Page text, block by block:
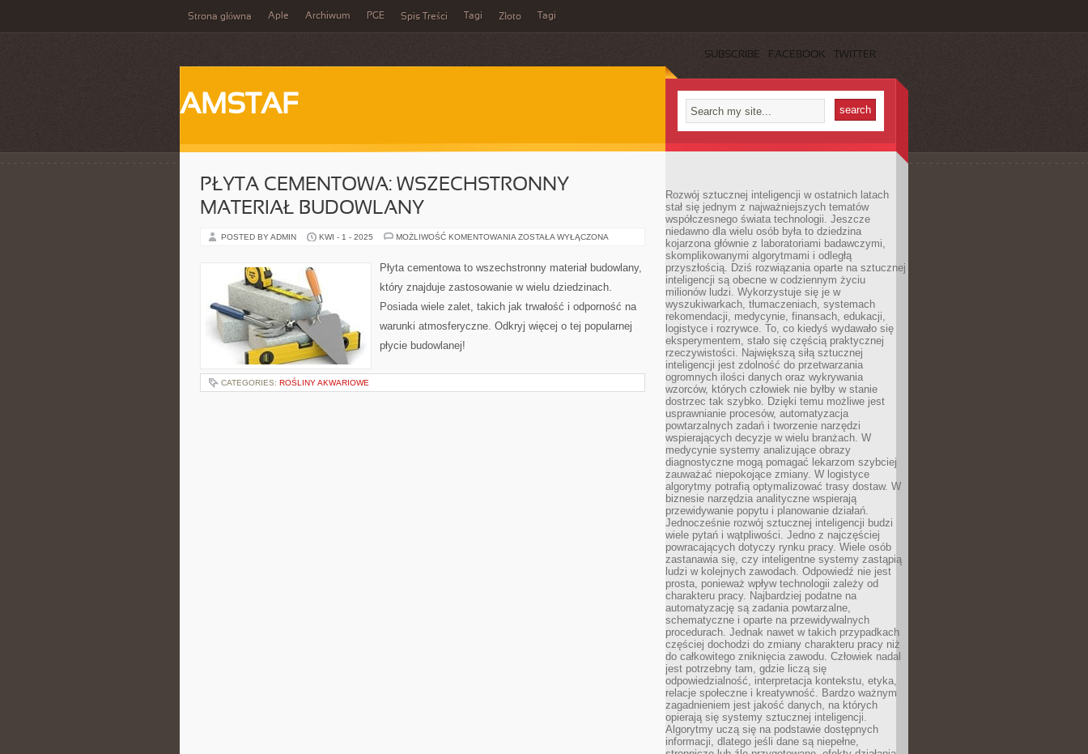
Strona główna Aple Archiwum PGE Spis Treści Tagi Złoto Tagi
SUBSCRIBE FACEBOOK TWITTER
AMSTAF
PŁYTA CEMENTOWA: WSZECHSTRONNY
MATERIAŁ BUDOWLANY
POSTED BY ADMIN KWI - 1 - 2025 MOŻLIWOŚĆ KOMENTOWANIA PŁYTA
MATERIAŁ
BUDOWLANY
ZOSTAŁA WYŁĄCZONA
Płyta cementowa to wszechstronny materiał budowlany,
który znajduje zastosowanie w wielu dziedzinach.
Posiada wiele zalet, takich jak trwałość i odporność na
warunki atmosferyczne. Odkryj więcej o tej popularnej
płycie budowlanej!
CATEGORIES: ROŚLINY AKWARIOWE
Rozwój sztucznej inteligencji w ostatnich latach
stał się jednym z najważniejszych tematów
współczesnego świata technologii. Jeszcze
niedawno dla wielu osób była to dziedzina
kojarzona głównie z laboratoriami badawczymi,
skomplikowanymi algorytmami i odległą
przyszłością. Dziś rozwiązania oparte na sztucznej
inteligencji są obecne w codziennym życiu
milionów ludzi. Wykorzystuje się je w
wyszukiwarkach, tłumaczeniach, systemach
rekomendacji, medycynie, finansach, edukacji,
logistyce i rozrywce. To, co kiedyś wydawało się
eksperymentem, stało się częścią praktycznej
rzeczywistości. Największą siłą sztucznej
inteligencji jest zdolność do przetwarzania
ogromnych ilości danych oraz wykrywania
wzorców, których człowiek nie byłby w stanie
dostrzec tak szybko. Dzięki temu możliwe jest
usprawnianie procesów, automatyzacja
powtarzalnych zadań i tworzenie narzędzi
wspierających decyzje w wielu branżach. W
medycynie systemy analizujące obrazy
diagnostyczne mogą pomagać lekarzom szybciej
zauważać niepokojące zmiany. W logistyce
algorytmy potrafią optymalizować trasy dostaw. W
biznesie narzędzia analityczne wspierają
przewidywanie popytu i planowanie działań.
Jednocześnie rozwój sztucznej inteligencji budzi
wiele pytań i wątpliwości. Jedno z najczęściej
powracających dotyczy rynku pracy. Wiele osób
zastanawia się, czy inteligentne systemy zastąpią
ludzi w kolejnych zawodach. Odpowiedź nie jest
prosta, ponieważ wpływ technologii zależy od
charakteru pracy. Najbardziej podatne na
automatyzację są zadania powtarzalne,
schematyczne i oparte na przewidywalnych
procedurach. Jednak nawet w takich przypadkach
częściej dochodzi do zmiany charakteru pracy niż
do całkowitego zniknięcia zawodu. Człowiek nadal
jest potrzebny tam, gdzie liczą się
odpowiedzialność, interpretacja kontekstu, etyka,
relacje społeczne i kreatywność. Bardzo ważnym
zagadnieniem jest jakość danych, na których
opierają się systemy sztucznej inteligencji.
Algorytmy uczą się na podstawie dostępnych
informacji, dlatego jeśli dane są niepełne,